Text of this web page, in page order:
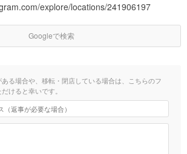
explore/locations/241906197
Googleで検索
る場合や、移転・閉店している場合は、こちらのフ
けると幸いです。